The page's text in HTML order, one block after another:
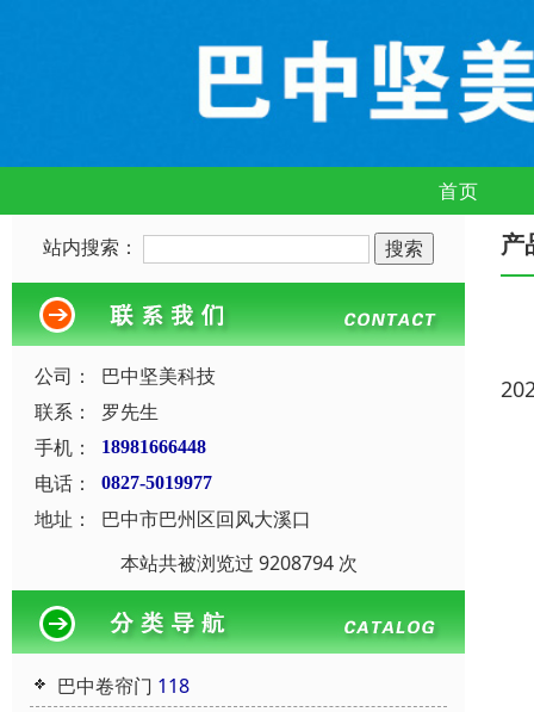
首页
站内搜索：
公司：
巴中坚美科技
联系：
罗先生
手机：
18981666448
电话： 0827-5019977
地址：
巴中市巴州区回风大溪口
本站共被浏览过 9208794 次
巴中卷帘门 118
产